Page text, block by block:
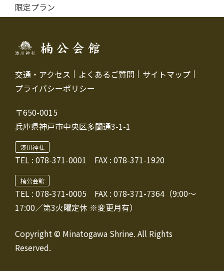
限定プラン
交通・アクセス よくあるご質問
サイトマップ
プライバシーポリシー
〒650-0015
兵庫県神戸市中央区多聞通3-1-1
湊川神社
TEL : 078-371-0001 FAX : 078-371-1920
楠公会館
TEL : 078-371-0005 FAX : 078-371-7364（9:00～
17:00／第3火曜定休 ※変更月有）
Copyright © Minatogawa Shrine. All Rights
Reserved.